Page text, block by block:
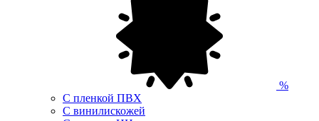
%
С пленкой ПВХ
С винилискожей